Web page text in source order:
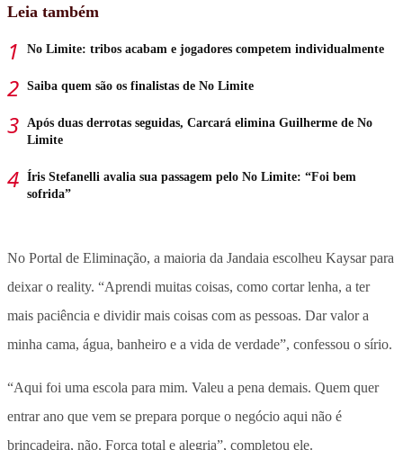
Leia também
No Limite: tribos acabam e jogadores competem individualmente
Saiba quem são os finalistas de No Limite
Após duas derrotas seguidas, Carcará elimina Guilherme de No
Limite
Íris Stefanelli avalia sua passagem pelo No Limite: “Foi bem
sofrida”
No Portal de Eliminação, a maioria da Jandaia escolheu Kaysar para
deixar o reality. “Aprendi muitas coisas, como cortar lenha, a ter
mais paciência e dividir mais coisas com as pessoas. Dar valor a
minha cama, água, banheiro e a vida de verdade”, confessou o sírio.
“Aqui foi uma escola para mim. Valeu a pena demais. Quem quer
entrar ano que vem se prepara porque o negócio aqui não é
brincadeira, não. Força total e alegria”, completou ele.